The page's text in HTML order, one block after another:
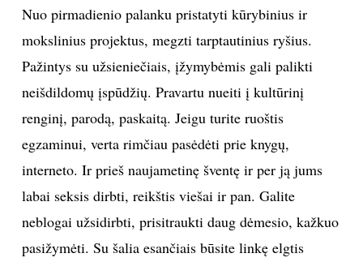
Nuo pirmadienio palanku pristatyti kūrybinius ir
mokslinius projektus, megzti tarptautinius ryšius.
Pažintys su užsieniečiais, įžymybėmis gali palikti
neišdildomų įspūdžių. Pravartu nueiti į kultūrinį
renginį, parodą, paskaitą. Jeigu turite ruoštis
egzaminui, verta rimčiau pasėdėti prie knygų,
interneto. Ir prieš naujametinę šventę ir per ją jums
labai seksis dirbti, reikštis viešai ir pan. Galite
neblogai užsidirbti, prisitraukti daug dėmesio, kažkuo
pasižymėti. Su šalia esančiais būsite linkę elgtis